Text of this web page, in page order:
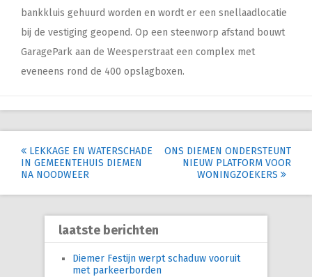
bankkluis gehuurd worden en wordt er een snellaadlocatie
bij de vestiging geopend. Op een steenworp afstand bouwt
GaragePark aan de Weesperstraat een complex met
eveneens rond de 400 opslagboxen.
Post
navigation
LEKKAGE EN WATERSCHADE
IN GEMEENTEHUIS DIEMEN
NA NOODWEER
ONS DIEMEN ONDERSTEUNT
NIEUW PLATFORM VOOR
WONINGZOEKERS
laatste berichten
Diemer Festijn werpt schaduw vooruit
met parkeerborden